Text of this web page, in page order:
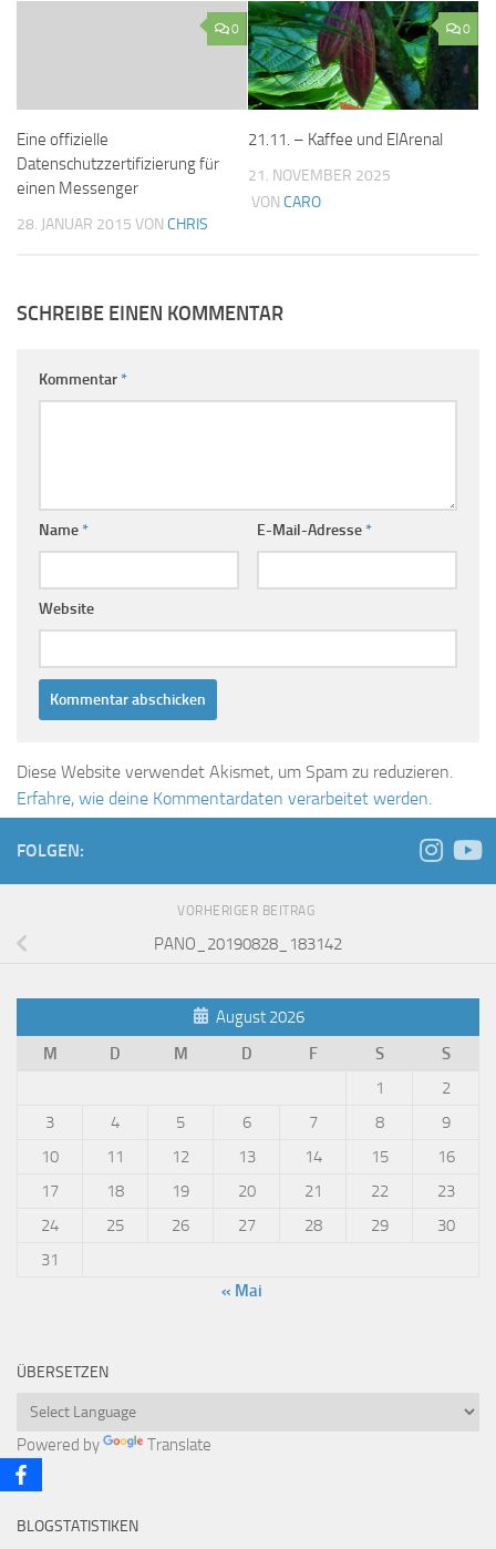
0
Eine offizielle
Datenschutzzertifizierung für
einen Messenger
28. JANUAR 2015 VON CHRIS
0
21.11. – Kaffee und ElArenal
21. NOVEMBER 2025
VON CARO
SCHREIBE EINEN KOMMENTAR
Kommentar*
Name* E-Mail-Adresse*
Website
Diese Website verwendet Akismet, um Spam zu reduzieren.
Erfahre, wie deine Kommentardaten verarbeitet werden.
FOLGEN:
VORHERIGER BEITRAG
PANO_20190828_183142
August 2026
M
D M D F S
S
1
2
3
4 5 6 7 8
9
10
11 12 13 14 15
16
17
18 19 20 21 22
23
24
25 26 27 28 29
30
31
« Mai
ÜBERSETZEN
Powered by Translate
BLOGSTATISTIKEN